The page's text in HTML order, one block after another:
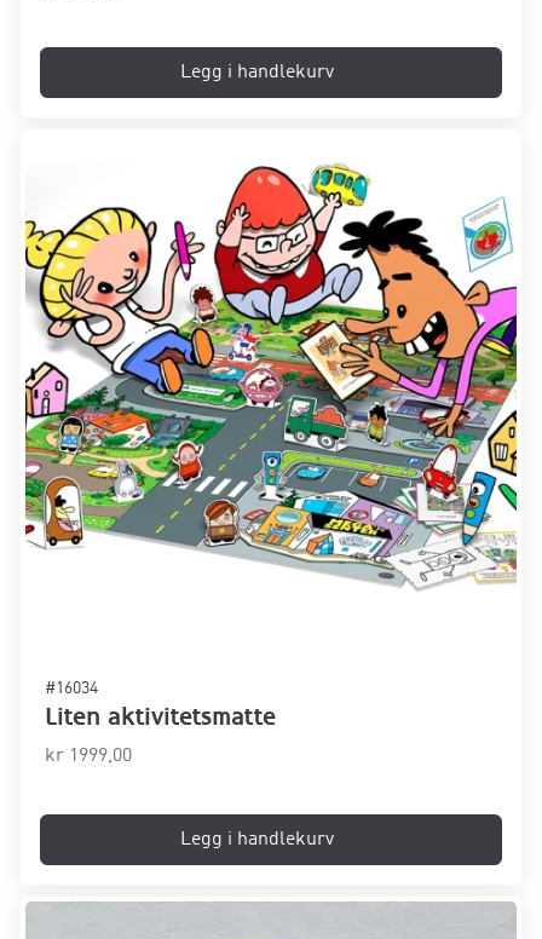
Legg i handlekurv
#16034
Liten aktivitetsmatte
kr 1999,00
Legg i handlekurv